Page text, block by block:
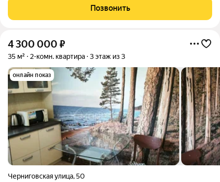
этаже.Развитая инфраструктура: магазины, аптеки,
супермаркеты, школы, детские сады,
Позвонить
4 300 000 ₽
35 м² 2-комн. квартира 3 этаж из 3
онлайн показ
Черниговская улица,50